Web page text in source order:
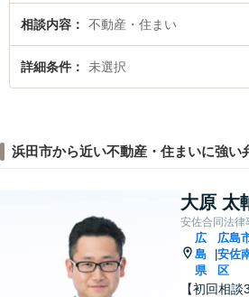
相談内容 不動産・住まい
詳細条件 未選択
浜田市から近い不動産・住まいに強い
大原 太
安佐合同法律
広
島
県
|
広島
安佐
区
【初回相